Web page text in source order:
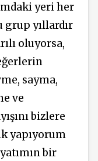
yeri her
grup yıllardır
oluyorsa,
sayma,
ve
bizlere
yapıyorum
bir